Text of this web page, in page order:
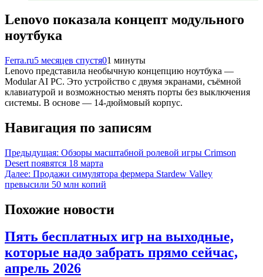
Lenovo показала концепт модульного
ноутбука
Ferra.ru5 месяцев спустя01 минуты
Lenovo представила необычную концепцию ноутбука —
Modular AI PC. Это устройство с двумя экранами, съёмной
клавиатурой и возможностью менять порты без выключения
системы. В основе — 14-дюймовый корпус.
Навигация по записям
Предыдущая: Обзоры масштабной ролевой игры Crimson
Desert появятся 18 марта
Далее: Продажи симулятора фермера Stardew Valley
превысили 50 млн копий
Похожие новости
Пять бесплатных игр на выходные,
которые надо забрать прямо сейчас,
апрель 2026